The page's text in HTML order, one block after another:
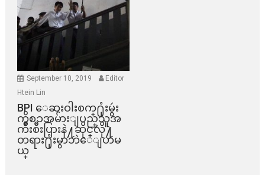
September 10, 2019
Editor
Htein Lin
BPI ​ေဆးဝါးစက္​႐ုံးမွဴး
ကိစၥအမ်ားျပည္​သူအ
က်ိဳးစီးပြားနဲ႔ဆိုင္​လို႔
တရား႐ုံးမွာဘဲေျပာမ
ယ္​